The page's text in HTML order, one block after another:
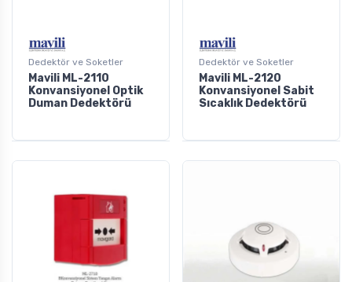
Dedektör ve Soketler
Mavili ML-2110
Konvansiyonel Optik
Duman Dedektörü
Dedektör ve Soketler
Mavili ML-2120
Konvansiyonel Sabit
Sıcaklık Dedektörü